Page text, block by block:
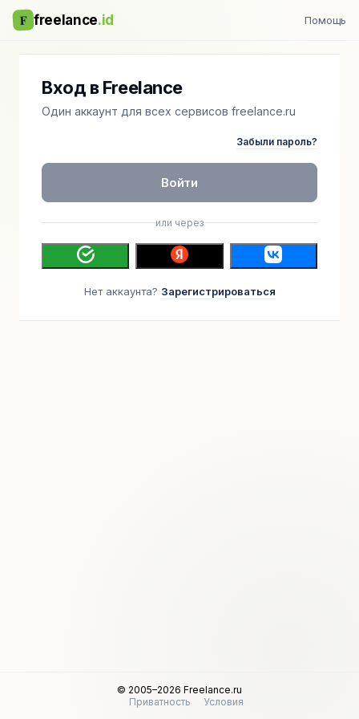
F freelance.id Помощь
Вход в Freelance
Один аккаунт для всех сервисов freelance.ru
Забыли пароль?
Войти
или через
Нет аккаунта? Зарегистрироваться
© 2005–2026 Freelance.ru
Приватность
Условия